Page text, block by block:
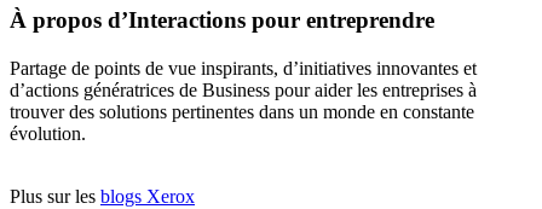
À propos d’Interactions pour entreprendre
Partage de points de vue inspirants, d’initiatives innovantes et
d’actions génératrices de Business pour aider les entreprises à
trouver des solutions pertinentes dans un monde en constante
évolution.
Plus sur les blogs Xerox